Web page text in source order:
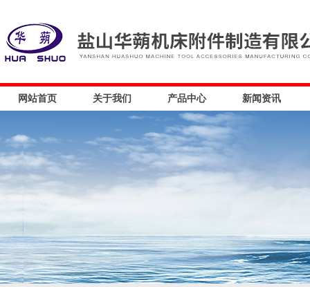
网站首页 关于我们 产品中心 新闻资讯